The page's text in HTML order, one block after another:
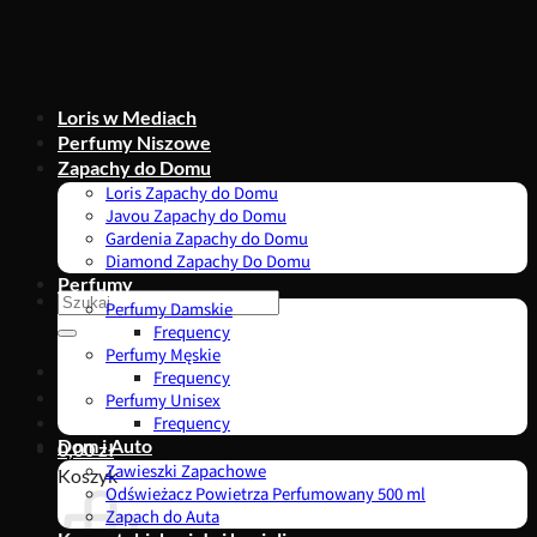
Szukaj:
0,00zł
Koszyk
Loris w Mediach
Perfumy Niszowe
Zapachy do Domu
Loris Zapachy do Domu
Javou Zapachy do Domu
Gardenia Zapachy do Domu
Diamond Zapachy Do Domu
Perfumy
Perfumy Damskie
Frequency
Perfumy Męskie
Frequency
Perfumy Unisex
Frequency
Dom i Auto
Zawieszki Zapachowe
Odświeżacz Powietrza Perfumowany 500 ml
Zapach do Auta